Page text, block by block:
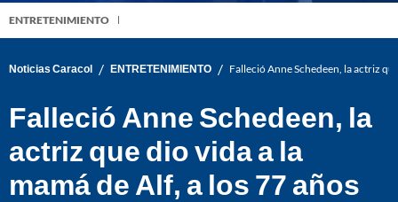
ENTRETENIMIENTO
Noticias Caracol / ENTRETENIMIENTO / Falleció Anne Schedeen, la actriz
Falleció Anne Schedeen, la
actriz que dio vida a la
mamá de Alf, a los 77 años